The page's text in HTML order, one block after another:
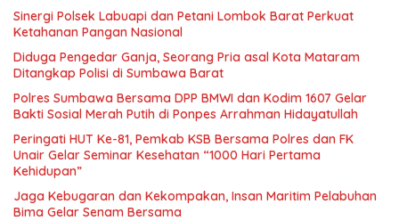
Sinergi Polsek Labuapi dan Petani Lombok Barat Perkuat
Ketahanan Pangan Nasional
Diduga Pengedar Ganja, Seorang Pria asal Kota Mataram
Ditangkap Polisi di Sumbawa Barat
Polres Sumbawa Bersama DPP BMWI dan Kodim 1607 Gelar
Bakti Sosial Merah Putih di Ponpes Arrahman Hidayatullah
Peringati HUT Ke-81, Pemkab KSB Bersama Polres dan FK
Unair Gelar Seminar Kesehatan “1000 Hari Pertama
Kehidupan”
Jaga Kebugaran dan Kekompakan, Insan Maritim Pelabuhan
Bima Gelar Senam Bersama